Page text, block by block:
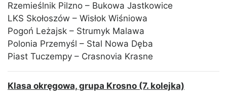
Rzemieślnik Pilzno – Bukowa Jastkowice
LKS Skołoszów – Wisłok Wiśniowa
Pogoń Leżajsk – Strumyk Malawa
Polonia Przemyśl – Stal Nowa Dęba
Piast Tuczempy – Crasnovia Krasne
Klasa okręgowa, grupa Krosno (7. kolejka)